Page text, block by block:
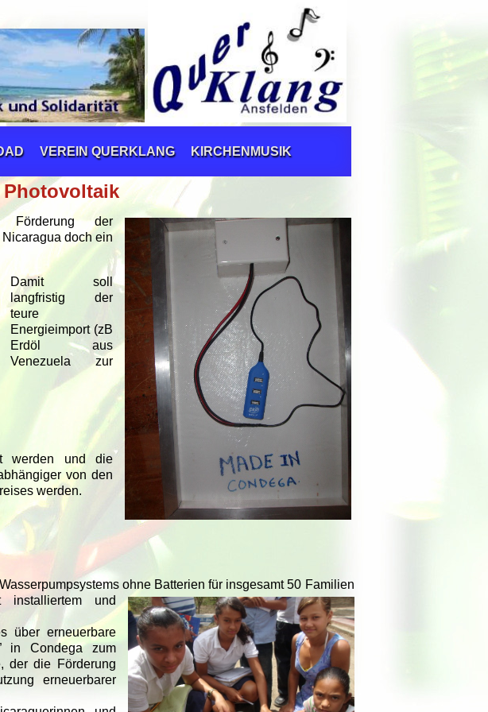
VEREIN QUERKLANG KIRCHENMUSIK
Photovoltaik
der
doch ein
Damit soll
langfristig der
teure
Energieimport (zB
Erdöl aus
Venezuela zur
werden und die
von den
werden.
ohne Batterienfür insgesamt 50 Familien
und
über erneuerbare
in Condega zum
der die Förderung
erneuerbarer